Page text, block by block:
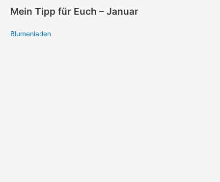
Mein Tipp für Euch – Januar
Blumenladen